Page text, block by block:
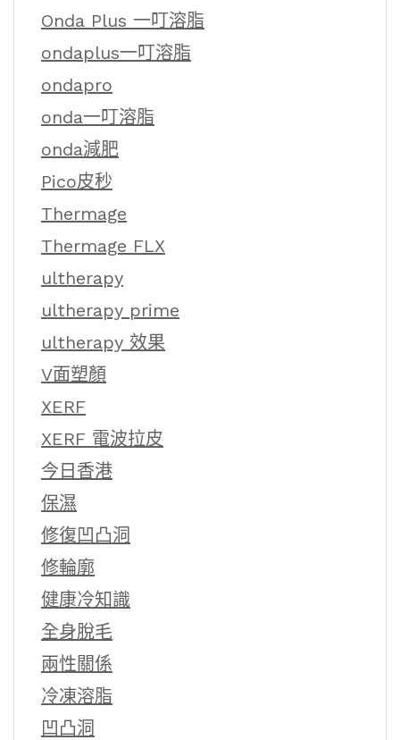
Onda Plus 一叮溶脂
ondaplus一叮溶脂
ondapro
onda一叮溶脂
onda減肥
Pico皮秒
Thermage
Thermage FLX
ultherapy
ultherapy prime
ultherapy 效果
V面塑顏
XERF
XERF 電波拉皮
今日香港
保濕
修復凹凸洞
修輪廓
健康冷知識
全身脫毛
兩性關係
冷凍溶脂
凹凸洞